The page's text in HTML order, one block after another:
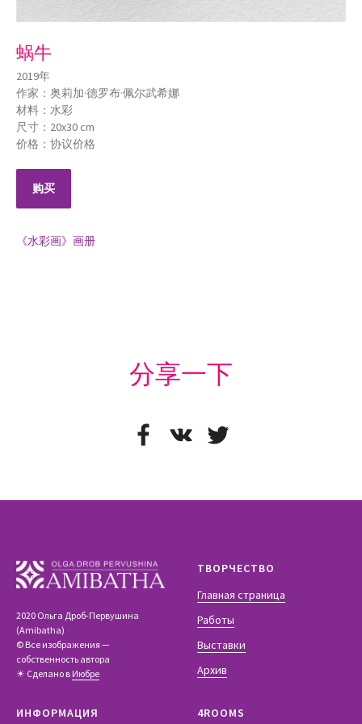
蜗牛
2019年
作家：奥莉加·德罗布·佩尔武希娜
材料：水彩
尺寸：20x30 cm
价格：协议价格
购买
《水彩画》画册
分享一下
2020 Ольга Дроб-Первушина
(Amibatha)
© Все изображения —
собственность автора
☀ Сделано в Июбре
ТВОРЧЕСТВО
Главная страница
Работы
Выставки
Архив
ИНФОРМАЦИЯ 4ROOMS